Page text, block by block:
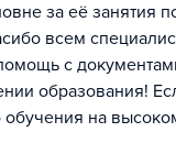
за её занятия
всем
с
образования!
обучения на